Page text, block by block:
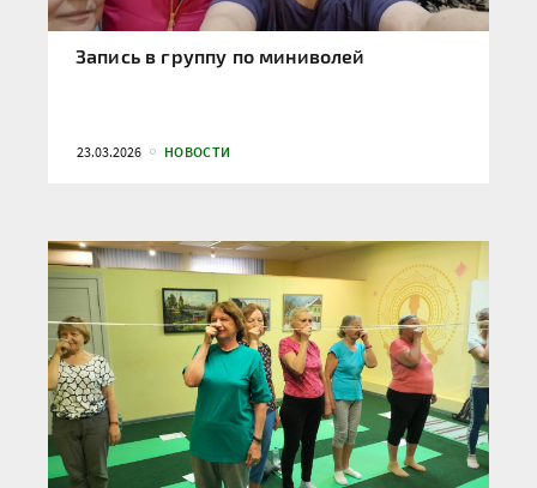
Запись в группу по миниволей
23.03.2026 НОВОСТИ